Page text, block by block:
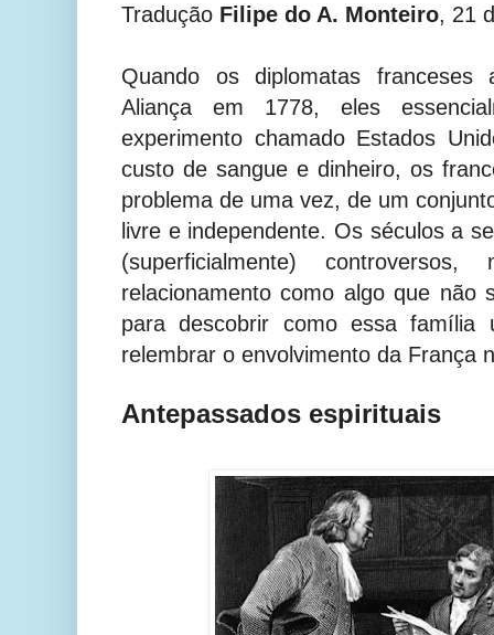
Tradução Filipe do A. Monteiro, 21
Quando os diplomatas franceses
Aliança em 1778, eles
experimento chamado Estados
custo de sangue e dinheiro, os
problema de uma vez, de um
livre e independente. Os séculos a
(superficialmente)
relacionamento como algo que não
para descobrir como essa família
relembrar o envolvimento da França
Antepassados espirituais